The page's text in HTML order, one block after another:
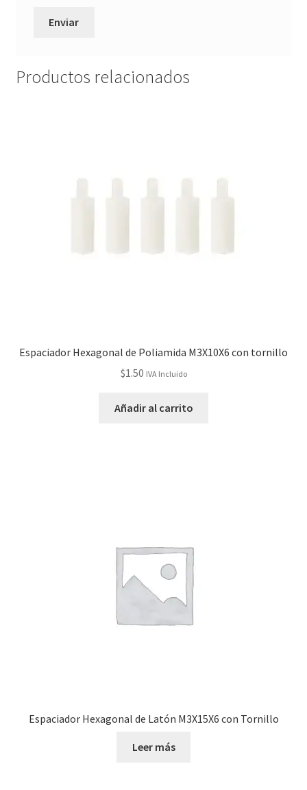
Productos relacionados
Espaciador Hexagonal de Poliamida M3X10X6 con tornillo
$1.50 IVA Incluido
Añadir al carrito
Espaciador Hexagonal de Latón M3X15X6 con Tornillo
Leer más